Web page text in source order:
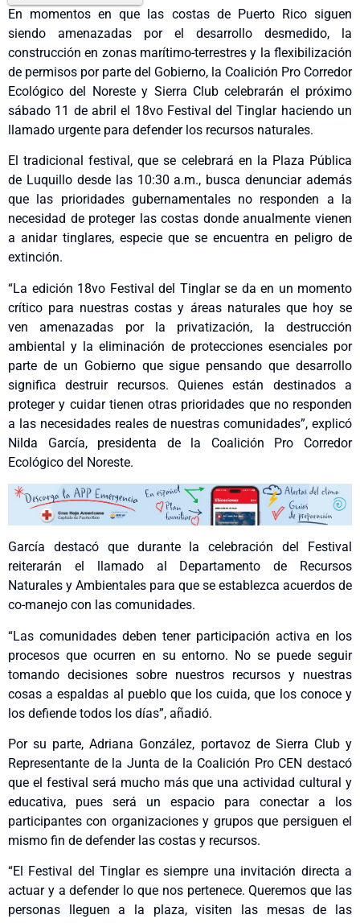
En momentos en que las costas de Puerto Rico siguen
siendo amenazadas por el desarrollo desmedido, la
construcción en zonas marítimo-terrestres y la flexibilización
de permisos por parte del Gobierno, la Coalición Pro Corredor
Ecológico del Noreste y Sierra Club celebrarán el próximo
sábado 11 de abril el 18vo Festival del Tinglar haciendo un
llamado urgente para defender los recursos naturales.
El tradicional festival, que se celebrará en la Plaza Pública
de Luquillo desde las 10:30 a.m., busca denunciar además
que las prioridades gubernamentales no responden a la
necesidad de proteger las costas donde anualmente vienen
a anidar tinglares, especie que se encuentra en peligro de
extinción.
“La edición 18vo Festival del Tinglar se da en un momento
crítico para nuestras costas y áreas naturales que hoy se
ven amenazadas por la privatización, la destrucción
ambiental y la eliminación de protecciones esenciales por
parte de un Gobierno que sigue pensando que desarrollo
significa destruir recursos. Quienes están destinados a
proteger y cuidar tienen otras prioridades que no responden
a las necesidades reales de nuestras comunidades”, explicó
Nilda García, presidenta de la Coalición Pro Corredor
Ecológico del Noreste.
García destacó que durante la celebración del Festival
reiterarán el llamado al Departamento de Recursos
Naturales y Ambientales para que se establezca acuerdos de
co-manejo con las comunidades.
“Las comunidades deben tener participación activa en los
procesos que ocurren en su entorno. No se puede seguir
tomando decisiones sobre nuestros recursos y nuestras
cosas a espaldas al pueblo que los cuida, que los conoce y
los defiende todos los días”, añadió.
Por su parte, Adriana González, portavoz de Sierra Club y
Representante de la Junta de la Coalición Pro CEN destacó
que el festival será mucho más que una actividad cultural y
educativa, pues será un espacio para conectar a los
participantes con organizaciones y grupos que persiguen el
mismo fin de defender las costas y recursos.
“El Festival del Tinglar es siempre una invitación directa a
actuar y a defender lo que nos pertenece. Queremos que las
personas lleguen a la plaza, visiten las mesas de las